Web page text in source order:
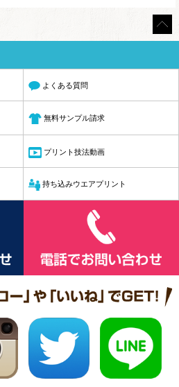
よくある質問
無料サンプル請求
プリント技法動画
持ち込みウエアプリント